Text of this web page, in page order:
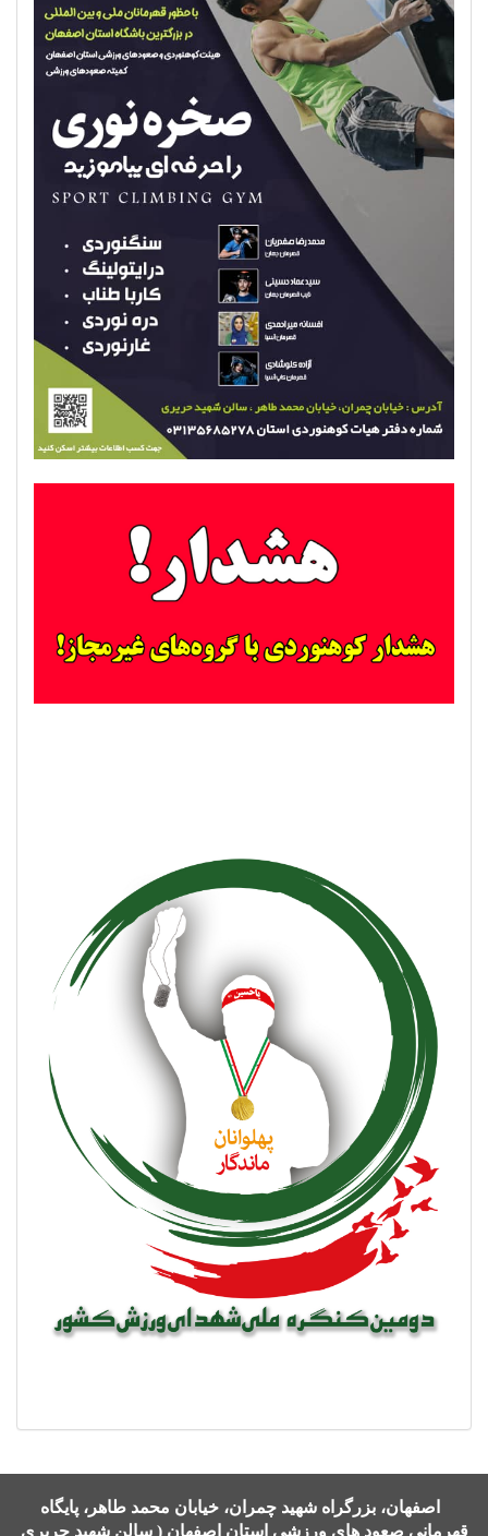
اصفهان، بزرگراه شهید چمران، خیابان محمد طاهر، پایگاه
قهرمانی صعود های ورزشی استان اصفهان ( سالن شهید حریری